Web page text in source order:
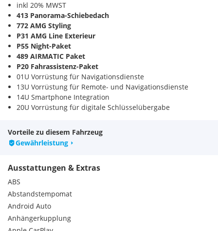
inkl 20% MWST
413 Panorama-Schiebedach
772 AMG Styling
P31 AMG Line Exterieur
P55 Night-Paket
489 AIRMATIC Paket
P20 Fahrassistenz-Paket
01U Vorrüstung für Navigationsdienste
13U Vorrüstung für Remote- und Navigationsdienste
14U Smartphone Integration
20U Vorrüstung für digitale Schlüsselübergabe
233 Aktiver Abstands-Assistent DISTRONIC
242 Vordersitz rechts elektrisch verstellbar mit Memory-
Funktion
266 Aktiver Lenk-Assistent
270 GPS-Antenne
273 Ausstiegswarnfunktion
275 Fahrersitz elektrisch einstellbar mit Memory-Funktion
294 Kneebag
311 Cupholder temperiert
Vorteile zu diesem Fahrzeug
Gewährleistung
Ausstattungen & Extras
ABS
Abstandstempomat
Android Auto
Anhängerkupplung